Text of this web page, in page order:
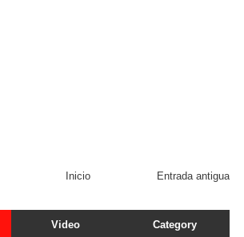
Entrada antigua
Inicio
Video Category